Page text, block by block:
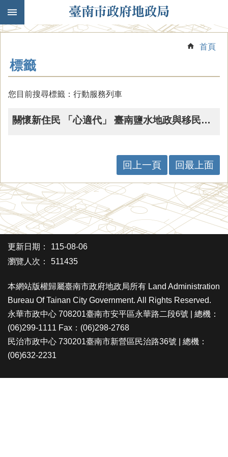
跳到主要內容區塊
首頁
標籤
您目前搜尋標籤：行動服務列車
關懷新住民 「心適代」 臺南鹽水地政與移民署攜手服務，落實黃偉哲的友善城市政策
回上一頁 回最上面
更新日期：
115-08-06
瀏覽人次：
511435
本網站版權歸屬臺南市政府地政局所有 Land Administration
Bureau Of Tainan City Government. All Rights Reserved.
永華市政中心 708201臺南市安平區永華路二段6號 | 總機：
(06)299-1111 Fax：(06)298-2768
民治市政中心 730201臺南市新營區民治路36號 | 總機：
(06)632-2231